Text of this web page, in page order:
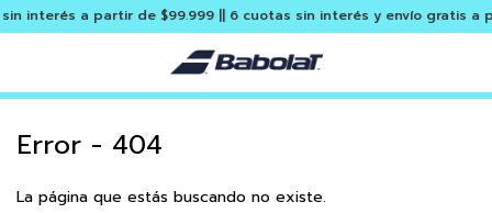
a partir de $99.999 || 6 cuotas sin interés y envío gratis a
Error - 404
La página que estás buscando no existe.